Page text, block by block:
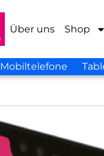
Über uns Shop
Mobiltelefone